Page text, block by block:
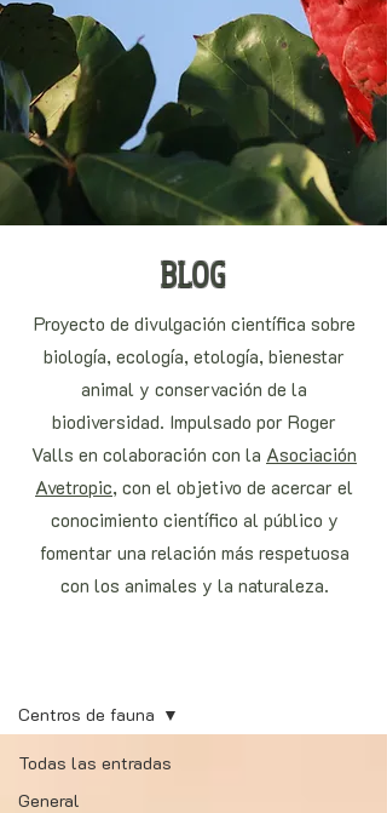
BLOG
Proyecto de divulgación científica sobre
biología, ecología, etología, bienestar
animal y conservación de la
biodiversidad. Impulsado por Roger
Valls en colaboración con la Asociación
Avetropic, con el objetivo de acercar el
conocimiento científico al público y
fomentar una relación más respetuosa
con los animales y la naturaleza.
Todas las entradas
General
Centros de fauna